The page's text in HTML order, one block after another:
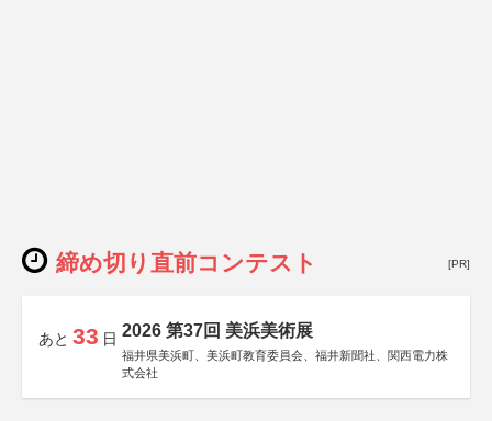
締め切り直前コンテスト [PR]
あと 33 日 2026 第37回 美浜美術展
福井県美浜町、美浜町教育委員会、福井新聞社、関西電力株
式会社